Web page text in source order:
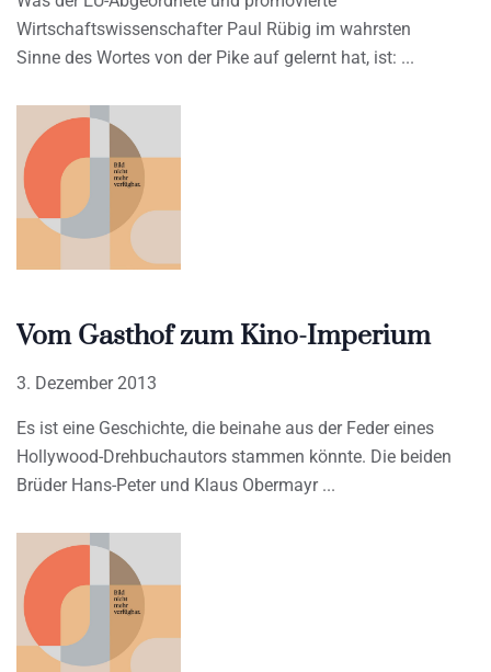
Wirtschaftswissenschafter Paul Rübig im wahrsten
Sinne des Wortes von der Pike auf gelernt hat, ist:
Vom Gasthof zum Kino-Imperium
3. Dezember 2013
Es ist eine Geschichte, die beinahe aus der Feder eines
Hollywood-Drehbuchautors stammen könnte. Die beiden
Brüder Hans-Peter und Klaus Obermayr